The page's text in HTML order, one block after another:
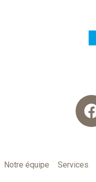
Notre équipe Services